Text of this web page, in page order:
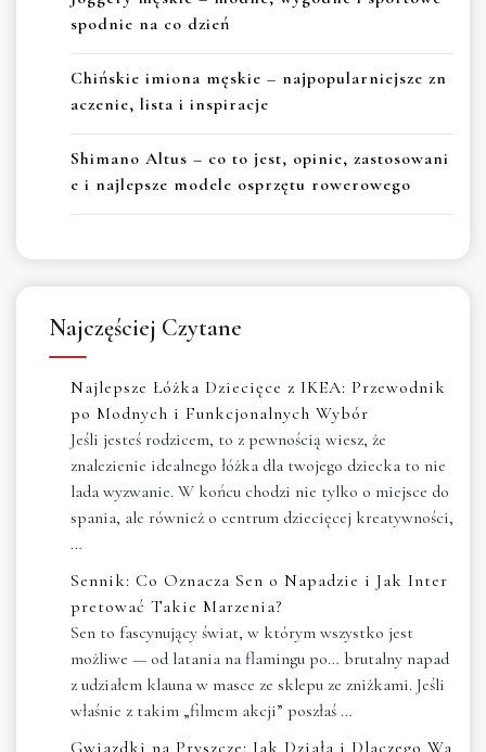
spodnie na co dzień
Chińskie imiona męskie – najpopularniejsze zn
aczenie, lista i inspiracje
Shimano Altus – co to jest, opinie, zastosowani
e i najlepsze modele osprzętu rowerowego
Najczęściej Czytane
Najlepsze Łóżka Dziecięce z IKEA: Przewodnik
po Modnych i Funkcjonalnych Wybór
Jeśli jesteś rodzicem, to z pewnością wiesz, że
znalezienie idealnego łóżka dla twojego dziecka to nie
lada wyzwanie. W końcu chodzi nie tylko o miejsce do
spania, ale również o centrum dziecięcej kreatywności,
…
Sennik: Co Oznacza Sen o Napadzie i Jak Inter
pretować Takie Marzenia?
Sen to fascynujący świat, w którym wszystko jest
możliwe — od latania na flamingu po… brutalny napad
z udziałem klauna w masce ze sklepu ze zniżkami. Jeśli
właśnie z takim „filmem akcji” poszłaś …
Gwiazdki na Pryszcze: Jak Działa i Dlaczego Wa